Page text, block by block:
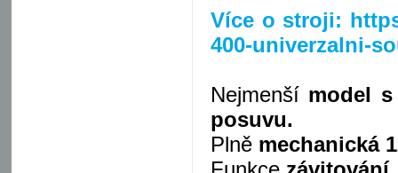
Více o stroji:
400-univerzalni-
Nejmenší model
posuvu.
Plně mechanická